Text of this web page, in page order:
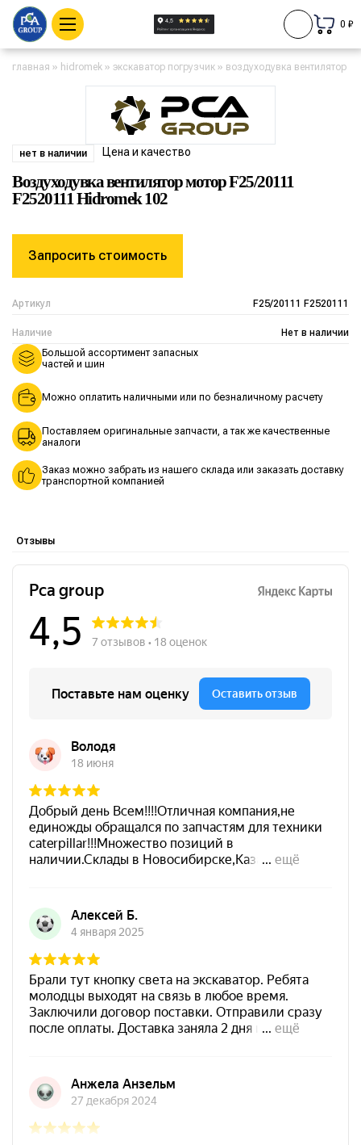
0 ₽
главная » hidromek » экскаватор погрузчик » воздуходувка вентилятор
нет в наличии Цена и качество
Воздуходувка вентилятор мотор F25/20111
F2520111 Hidromek 102
Артикул F25/20111 F2520111
Наличие Нет в наличии
Запросить стоимость
Большой ассортимент запасных
частей и шин
Можно оплатить наличными или по безналичному расчету
Поставляем оригинальные запчасти, а так же качественные
аналоги
Заказ можно забрать из нашего склада или заказать доставку
транспортной компанией
Отзывы